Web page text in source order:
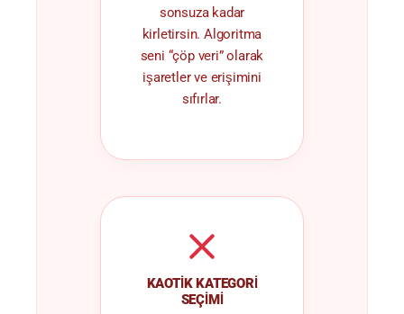
sonsuza kadar
kirletirsin. Algoritma
seni “çöp veri” olarak
işaretler ve erişimini
sıfırlar.
KAOTIK KATEGORI
SEÇIMI